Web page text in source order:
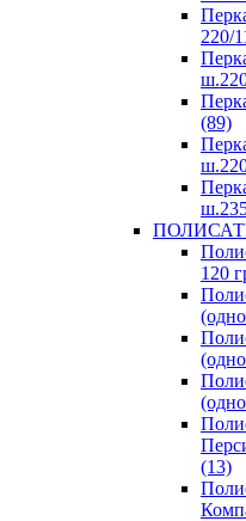
220/
(89)
120
(13)